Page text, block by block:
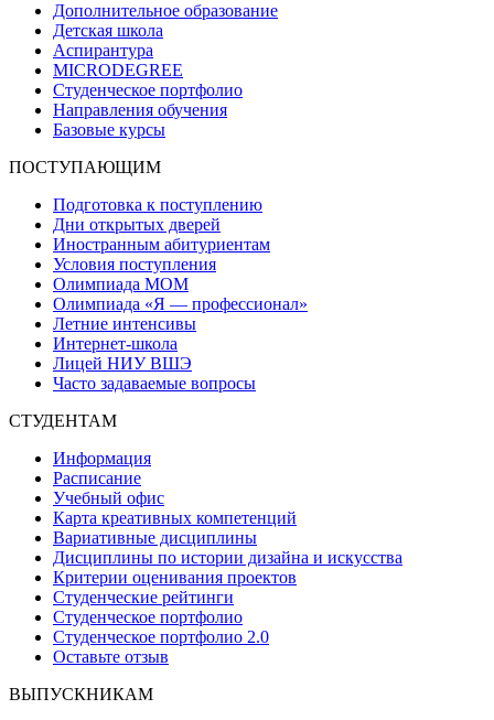
Дополнительное образование
Детская школа
Аспирантура
MICRODEGREE
Студенческое портфолио
Направления обучения
Базовые курсы
ПОСТУПАЮЩИМ
Подготовка к поступлению
Дни открытых дверей
Иностранным абитуриентам
Условия поступления
Олимпиада МОМ
Олимпиада «Я — профессионал»
Летние интенсивы
Интернет-школа
Лицей НИУ ВШЭ
Часто задаваемые вопросы
СТУДЕНТАМ
Информация
Расписание
Учебный офис
Карта креативных компетенций
Вариативные дисциплины
Дисциплины по истории дизайна и искусства
Критерии оценивания проектов
Студенческие рейтинги
Студенческое портфолио
Студенческое портфолио 2.0
Оставьте отзыв
ВЫПУСКНИКАМ